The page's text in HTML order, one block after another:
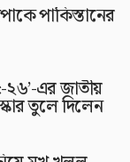
পাকিস্তানের
এর জাতীয়
তুলে দিলেন